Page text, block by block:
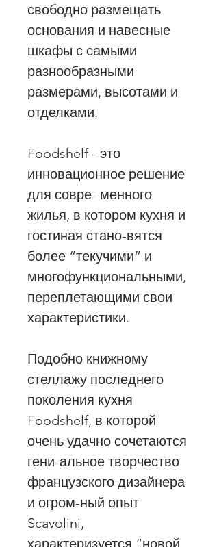
свободно размещать
основания и навесные
шкафы с самыми
разнообразными
размерами, высотами и
отделками.
Foodshelf - это
инновационное решение
для совре- менного
жилья, в котором кухня и
гостиная стано-вятся
более “текучими” и
многофункциональными,
переплетающими свои
характеристики.
Подобно книжному
стеллажу последнего
поколения кухня
Foodshelf, в которой
очень удачно сочетаются
гени-альное творчество
французского дизайнера
и огром-ный опыт
Scavolini,
характеризуется “новой